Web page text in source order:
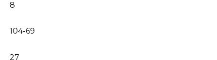
8
104-69
27